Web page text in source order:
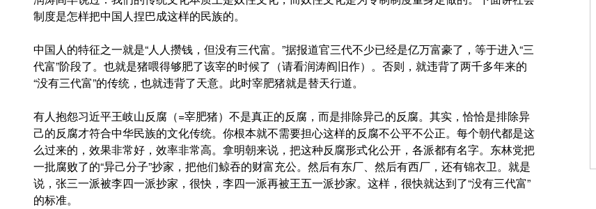
制度是怎样把中国人捏巴成这样的民族的。
中国人的特征之一就是“人人攒钱，但没有三代富。”据报道官三代不少已经是亿万富豪了，等于进入“三
代富”阶段了。也就是猪喂得够肥了该宰的时候了（请看润涛阎旧作）。否则，就违背了两千多年来的
“没有三代富”的传统，也就违背了天意。此时宰肥猪就是替天行道。
有人抱怨习近平王岐山反腐（=宰肥猪）不是真正的反腐，而是排除异己的反腐。其实，恰恰是排除异
己的反腐才符合中华民族的文化传统。你根本就不需要担心这样的反腐不公平不公正。每个朝代都是这
么过来的，效果非常好，效率非常高。拿明朝来说，把这种反腐形式化公开，各派都有名字。东林党把
一批腐败了的“异己分子”抄家，把他们鲸吞的财富充公。然后有东厂、然后有西厂，还有锦衣卫。就是
说，张三一派被李四一派抄家，很快，李四一派再被王五一派抄家。这样，很快就达到了“没有三代富”
的标准。